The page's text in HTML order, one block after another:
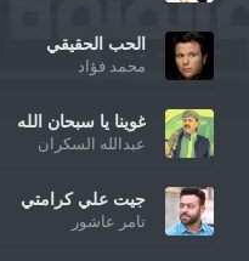
الحب الحقيقي
محمد فؤاد
غوينا يا سبحان الله
عبدالله السكران
جيت علي كرامتي
تامر عاشور